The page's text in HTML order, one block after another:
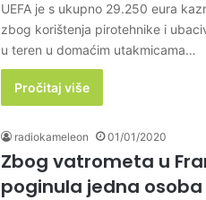
UEFA je s ukupno 29.250 eura
zbog korištenja pirotehnike i
u teren u domaćim utakmicama…
Pročitaj više
radiokameleon 01/01/2020
Zbog vatrometa u
poginula jedna osoba